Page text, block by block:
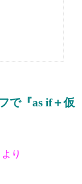
で『as if＋仮
り